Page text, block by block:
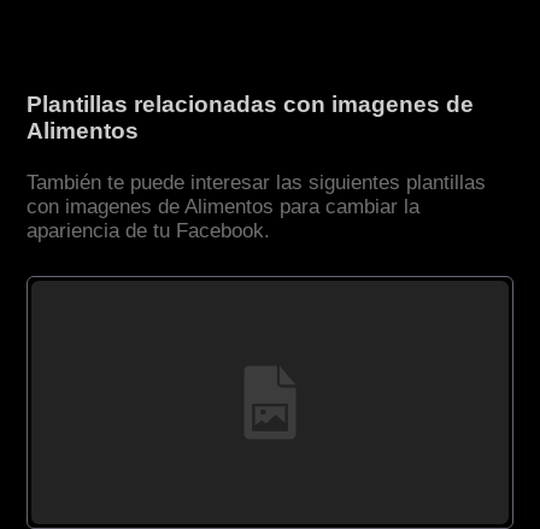
Plantillas relacionadas con imagenes de
Alimentos
También te puede interesar las siguientes plantillas
con imagenes de Alimentos para cambiar la
apariencia de tu Facebook.